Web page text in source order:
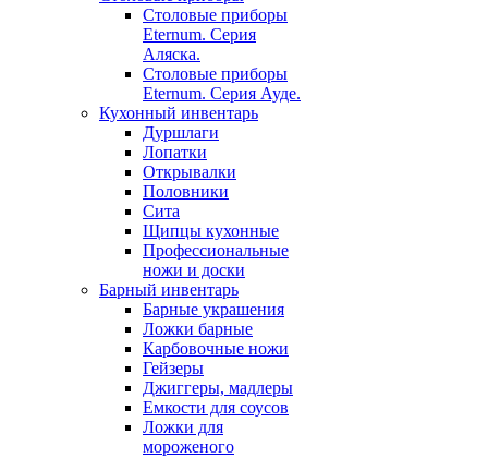
Столовые приборы
Eternum. Серия
Аляска.
Столовые приборы
Eternum. Серия Ауде.
Кухонный инвентарь
Дуршлаги
Лопатки
Открывалки
Половники
Сита
Щипцы кухонные
Профессиональные
ножи и доски
Барный инвентарь
Барные украшения
Ложки барные
Карбовочные ножи
Гейзеры
Джиггеры, мадлеры
Емкости для соусов
Ложки для
мороженого